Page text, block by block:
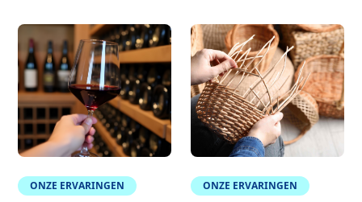
ONZE ERVARINGEN ONZE ERVARINGEN